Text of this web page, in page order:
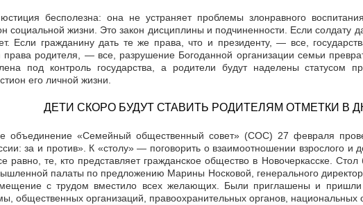
бесполезна: она не устраняет проблемы злонравного
социальной жизни. Это закон дисциплины и подчиненности. Если солдату
Если гражданину дать те же права, что и президенту, — все,
родителя, — все, разрушение Богоданной организации семьи
под контроль государства, а родители будут наделены статусом
его личной жизни.
ДЕТИ СКОРО БУДУТ СТАВИТЬ РОДИТЕЛЯМ ОТМЕТКИ В
объединение «Семейный общественный совет» (СОС) 27 февраля
за и против». К «столу» — поговорить о взаимоотношении взрослого и
равно, те, кто представляет гражданское общество в Новочеркасске.
палаты по предложению Марины Носковой, генерального
с трудом вместило всех желающих. Были приглашены и пришли
общественных организаций, правоохранительных органов,